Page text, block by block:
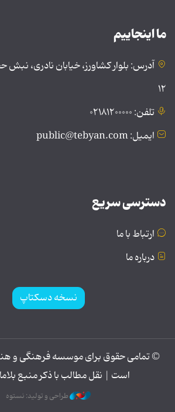
ما اینجاییم
آدرس: بلوار کشاورز، خیابان نادری،
۱۲
تلفن: ۰۲۱۸۱۲۰۰۰۰۰
ایمیل: public@tebyan.com
دسترسی سریع
ارتباط با ما
درباره ما
نسخه دسکتاپ
© تمامی حقوق برای موسسه فرهنگی و
است | نقل مطالب با ذکر منبع
طراحی و تولید: نستوه